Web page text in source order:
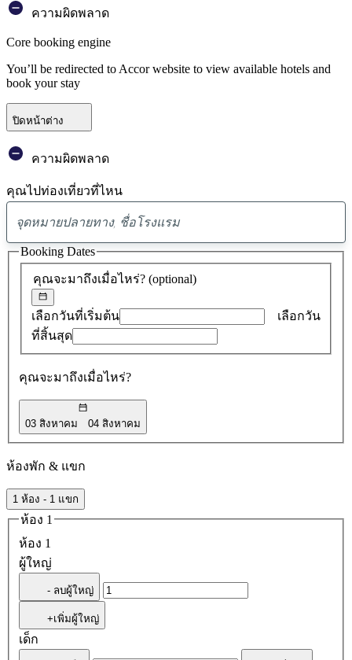
ความผิดพลาด
Core booking engine
You’ll be redirected to Accor website to view available hotels and
book your stay
ปิดหน้าต่าง
ความผิดพลาด
คุณไปท่องเที่ยวที่ไหน
พบ
ข้อ
เสนอ
0
คุณจะมาถึงเมื่อไหร่? (optional)
เลือกวันที่เริ่มต้น
เลือกวัน
ที่สิ้นสุด
คุณจะมาถึงเมื่อไหร่?
03 สิงหาคม 04 สิงหาคม
Booking Dates
ห้องพัก & แขก
1 ห้อง - 1 แขก
ห้อง 1
ห้อง 1
ผู้ใหญ่
- ลบผู้ใหญ่
+เพิ่มผู้ใหญ่
เด็ก